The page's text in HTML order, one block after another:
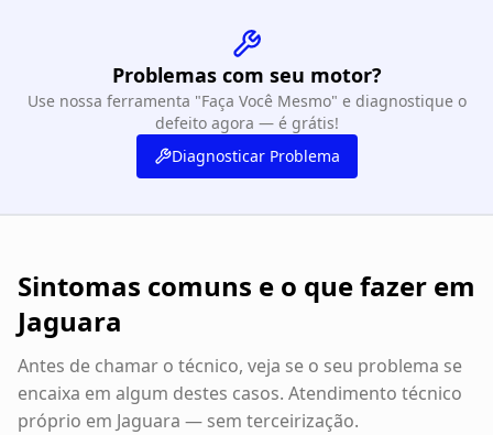
Problemas com seu motor?
Use nossa ferramenta "Faça Você Mesmo" e diagnostique o
defeito agora — é grátis!
Diagnosticar Problema
Sintomas comuns e o que fazer em
Jaguara
Antes de chamar o técnico, veja se o seu problema se
encaixa em algum destes casos. Atendimento técnico
próprio em Jaguara — sem terceirização.